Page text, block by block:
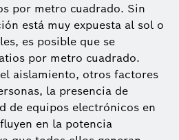
por metro cuadrado. Sin
está muy expuesta al sol o
es posible que se
por metro cuadrado.
aislamiento, otros factores
la presencia de
de equipos electrónicos en
en la potencia